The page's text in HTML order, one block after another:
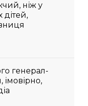
ніж у
дітей,
генерал-
імовірно,